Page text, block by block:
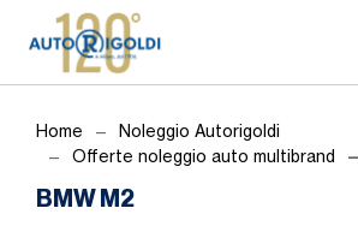
BMW M2
Home
Noleggio Autorigoldi
Offerte noleggio auto multibrand